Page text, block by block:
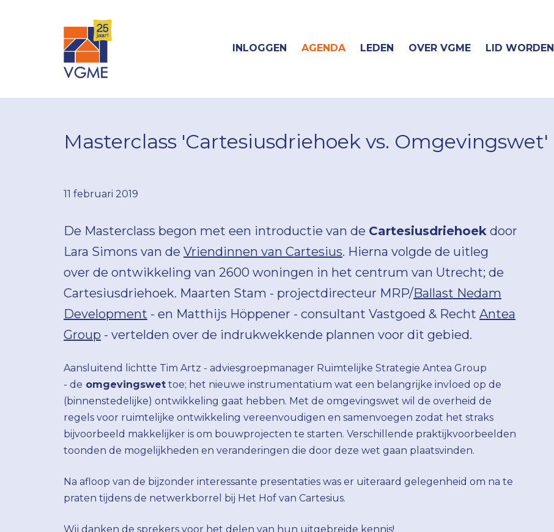
INLOGGEN AGENDA LEDEN OVER VGME LID WORDEN
Masterclass 'Cartesiusdriehoek vs. Omgevingswet'
11 februari 2019
De Masterclass begon met een introductie van de Cartesiusdriehoek door
Lara Simons van de Vriendinnen van Cartesius. Hierna volgde de uitleg
over de ontwikkeling van 2600 woningen in het centrum van Utrecht; de
Cartesiusdriehoek. Maarten Stam - projectdirecteur MRP/Ballast Nedam
Development - en Matthijs Höppener - consultant Vastgoed & Recht Antea
Group - vertelden over de indrukwekkende plannen voor dit gebied.
Aansluitend lichtte Tim Artz - adviesgroepmanager Ruimtelijke Strategie Antea Group
- de omgevingswet toe; het nieuwe instrumentatium wat een belangrijke invloed op de
(binnenstedelijke) ontwikkeling gaat hebben. Met de omgevingswet wil de overheid de
regels voor ruimtelijke ontwikkeling vereenvoudigen en samenvoegen zodat het straks
bijvoorbeeld makkelijker is om bouwprojecten te starten. Verschillende praktijkvoorbeelden
toonden de mogelijkheden en veranderingen die door deze wet gaan plaatsvinden.
Na afloop van de bijzonder interessante presentaties was er uiteraard gelegenheid om na te
praten tijdens de netwerkborrel bij Het Hof van Cartesius.
Wij danken de sprekers voor het delen van hun uitgebreide kennis!